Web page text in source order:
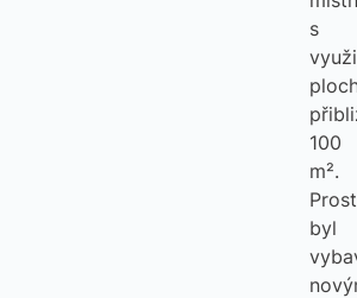
s
100
m².
byl